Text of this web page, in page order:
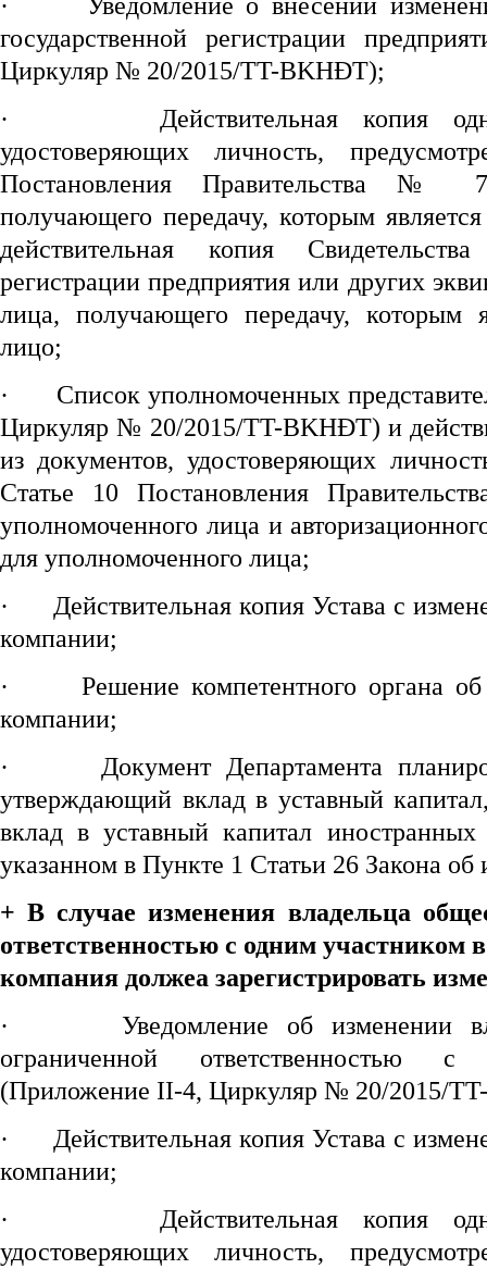
государственной регистрации
Циркуляр № 20/2015/TT-BKHĐT);
· Действительная копия
удостоверяющих личность,
Постановления Правительства №
получающего передачу, которым
действительная копия
регистрации предприятия или других
лица, получающего передачу, которым
лицо;
· Список уполномоченных
Циркуляр № 20/2015/TT-BKHĐT) и
из документов, удостоверяющих
Статье 10 Постановления
уполномоченного лица и
для уполномоченного лица;
· Действительная копия Устава с
компании;
· Решение компетентного органа
компании;
· Документ Департамента
утверждающий вклад в уставный
вклад в уставный капитал иностранных
указанном в Пункте 1 Статьи 26 Закона об
+В случае изменения владельца
ответственностью с одним участником
компания должеа зарегистрировать
· Уведомление об изменении
ограниченной ответственностью
(Приложение II-4, Циркуляр № 20/2015/
· Действительная копия Устава с
компании;
· Действительная копия
удостоверяющих личность,